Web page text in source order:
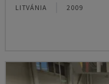
LITVÁNIA 2009